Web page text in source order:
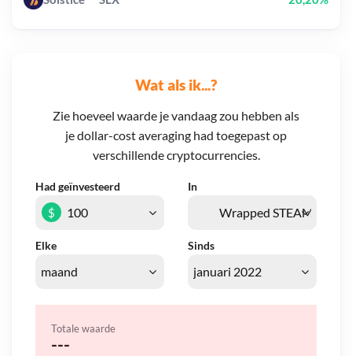
Wat als ik...?
Zie hoeveel waarde je vandaag zou hebben als
je dollar-cost averaging had toegepast op
verschillende cryptocurrencies.
Had geïnvesteerd In
Elke Sinds
$
Totale waarde
---